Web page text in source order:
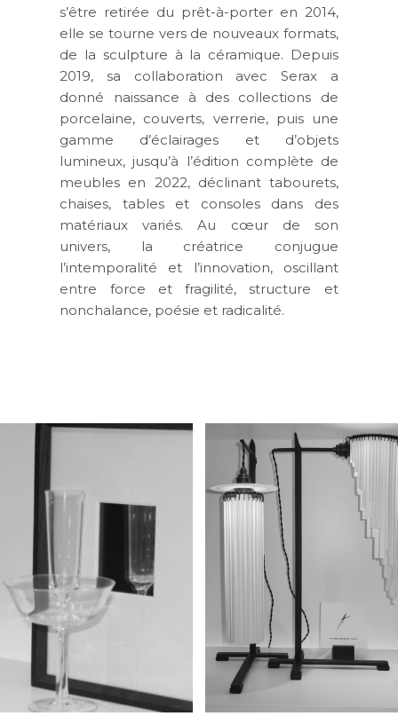
s’être retirée du prêt-à-porter en 2014,
elle se tourne vers de nouveaux formats,
de la sculpture à la céramique. Depuis
2019, sa collaboration avecSerax a
donné naissance à des collections de
porcelaine, couverts, verrerie, puis une
gamme d’éclairages et d’objets
lumineux, jusqu’à l’édition complète de
meubles en 2022, déclinant tabourets,
chaises, tables et consoles dans des
matériaux variés. Au cœur de son
univers, la créatrice conjugue
l’intemporalité et l’innovation, oscillant
entre force et fragilité, structure et
nonchalance, poésie et radicalité.